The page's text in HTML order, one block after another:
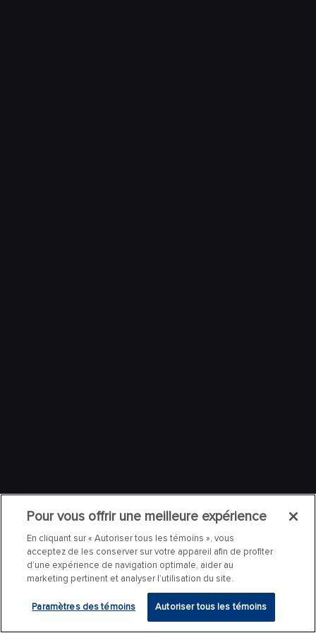
Pour vous offrir une meilleure expérience
En cliquant sur « Autoriser tous les témoins », vous
acceptez de les conserver sur votre appareil afin de profiter
d’une expérience de navigation optimale, aider au
marketing pertinent et analyser l’utilisation du site.
Paramètres des témoins Autoriser tous les témoins